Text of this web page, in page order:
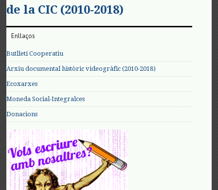
de la CIC (2010-2018)
Enllaços
Butlletí Cooperatiu
Arxiu documental històric videogràfic (2010-2018)
Ecoxarxes
Moneda Social-Integralces
Donacions